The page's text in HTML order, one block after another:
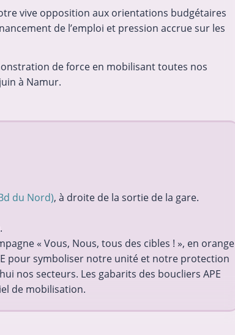
vive opposition aux orientations budgétaires
de l’emploi et pression accrue sur les
de force en mobilisant toutes nos
à Namur.
du Nord), à droite de la sortie de la gare.
« Vous, Nous, tous des cibles ! », en orange
pour symboliser notre unité et notre protection
nos secteurs. Les gabarits des boucliers APE
de mobilisation.